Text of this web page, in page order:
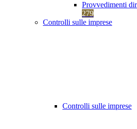
Provvedimenti
279
Controlli sulle imprese
Controlli sulle imprese